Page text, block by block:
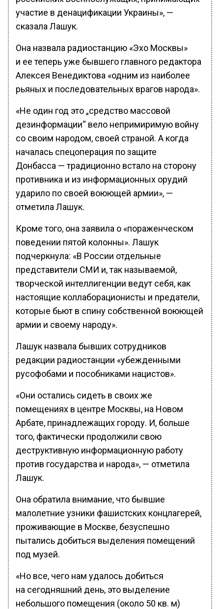
участие в денацификации Украины», —
сказала Лашук.
Она назвала радиостанцию «Эхо Москвы»
и ее теперь уже бывшего главного редактора
Алексея Венедиктова «одним из наиболее
рьяных и последовательных врагов народа».
«Не один год это „средство массовой
дезинформации“ вело непримиримую войну
со своим народом, своей страной. А когда
началась спецоперация по защите
Донбасса — традиционно встало на сторону
противника и из информационных орудий
ударило по своей воюющей армии», —
отметила Лашук.
Кроме того, она заявила о «пораженческом
поведении пятой колонны». Лашук
подчеркнула: «В России отдельные
представители СМИ и, так называемой,
творческой интеллигенции ведут себя, как
настоящие коллаборационисты и предатели,
которые бьют в спину собственной воюющей
армии и своему народу».
Лашук назвала бывших сотрудников
редакции радиостанции «убежденными
русофобами и пособниками нацистов».
«Они остались сидеть в своих же
помещениях в центре Москвы, на Новом
Арбате, принадлежащих городу. И, больше
того, фактически продолжили свою
деструктивную информационную работу
против государства и народа», — отметила
Лашук.
Она обратила внимание, что бывшие
малолетние узники фашистских концлагерей,
проживающие в Москве, безуспешно
пытались добиться выделения помещений
под музей.
«Но все, чего нам удалось добиться
на сегодняшний день, это выделение
небольшого помещения (около 50 кв. м)